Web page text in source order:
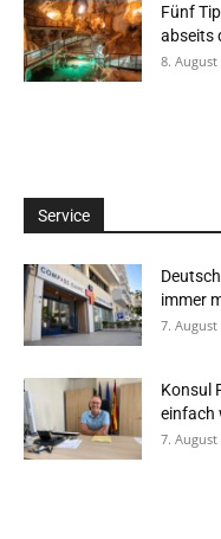
Fünf
abseits
8. August
Service
immer
7. August
Konsul
einfach
7. August